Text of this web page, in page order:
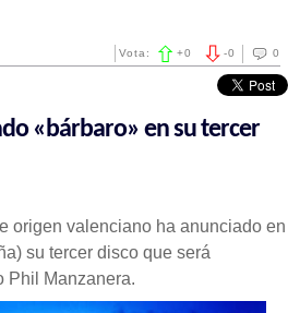
0
-0
Vota: +0
«bárbaro» en su tercer
origen valenciano ha anunciado en
su tercer disco que será
Phil Manzanera.